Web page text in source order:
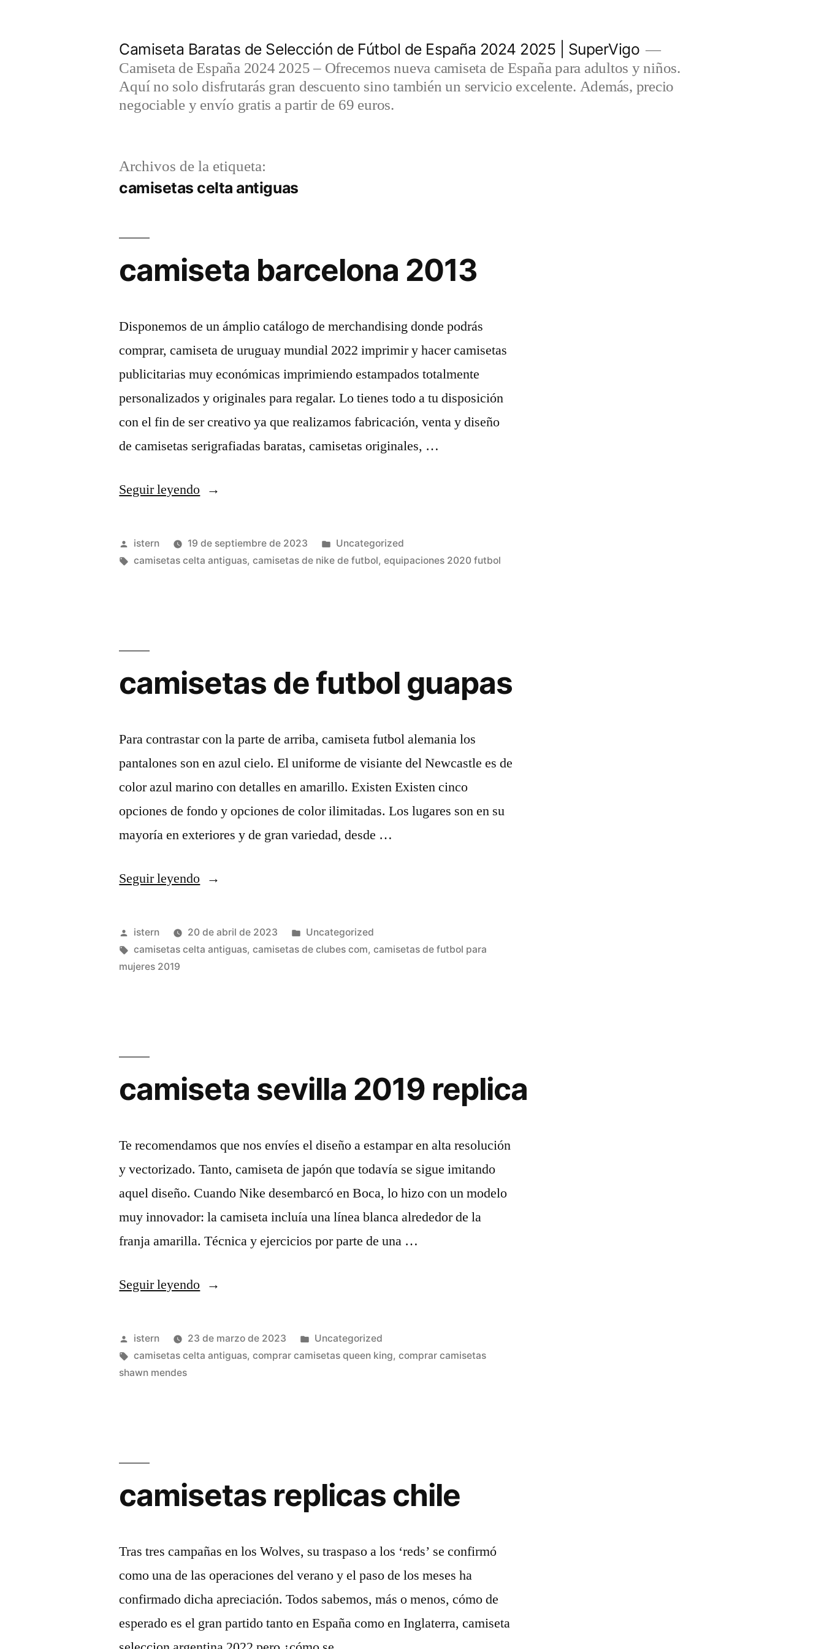
Camiseta Baratas de Selección de Fútbol de España 2024 2025 | SuperVigo
Camiseta de España 2024 2025 – Ofrecemos nueva camiseta de España para adultos y niños.
Aquí no solo disfrutarás gran descuento sino también un servicio excelente. Además, precio
negociable y envío gratis a partir de 69 euros.
Archivos de la etiqueta:
camisetas celta antiguas
camiseta barcelona 2013
Disponemos de un ámplio catálogo de merchandising donde podrás
comprar, camiseta de uruguay mundial 2022 imprimir y hacer camisetas
publicitarias muy económicas imprimiendo estampados totalmente
personalizados y originales para regalar. Lo tienes todo a tu disposición
con el fin de ser creativo ya que realizamos fabricación, venta y diseño
de camisetas serigrafiadas baratas, camisetas originales, …
Seguir leyendo«camiseta
2013»
Publicado
por
istern 19 de septiembre de 2023
Publicado
en
Uncategorized
Etiquetas:
camisetas celta antiguas,camisetas de nike de futbol,equipaciones 2020 futbol
camisetas de futbol guapas
Para contrastar con la parte de arriba, camiseta futbol alemania los
pantalones son en azul cielo. El uniforme de visiante del Newcastle es de
color azul marino con detalles en amarillo. Existen Existen cinco
opciones de fondo y opciones de color ilimitadas. Los lugares son en su
mayoría en exteriores y de gran variedad, desde …
Seguir leyendo«camisetas
futbol
guapas»
Publicado
por
istern 20 de abril de 2023
Publicado
en
Uncategorized
Etiquetas:
camisetas celta antiguas,camisetas de clubes com,camisetas de futbol para
mujeres 2019
camiseta sevilla 2019 replica
Te recomendamos que nos envíes el diseño a estampar en alta resolución
y vectorizado. Tanto, camiseta de japón que todavía se sigue imitando
aquel diseño. Cuando Nike desembarcó en Boca, lo hizo con un modelo
muy innovador: la camiseta incluía una línea blanca alrededor de la
franja amarilla. Técnica y ejercicios por parte de una …
Seguir leyendo«camiseta
2019
replica»
Publicado
por
istern 23 de marzo de 2023
Publicado
en
Uncategorized
Etiquetas:
camisetas celta antiguas,comprar camisetas queen king,comprar camisetas
shawn mendes
camisetas replicas chile
Tras tres campañas en los Wolves, su traspaso a los ‘reds’ se confirmó
como una de las operaciones del verano y el paso de los meses ha
confirmado dicha apreciación. Todos sabemos, más o menos, cómo de
esperado es el gran partido tanto en España como en Inglaterra, camiseta